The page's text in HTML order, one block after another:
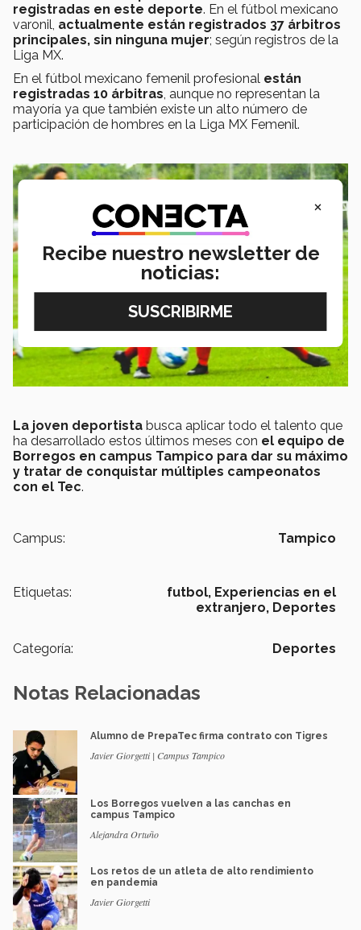
registradas en este deporte. En el fútbol mexicano
varonil, actualmente están registrados 37 árbitros
principales, sin ninguna mujer; según registros de la
Liga MX.
En el fútbol mexicano femenil profesional están
registradas 10 árbitras, aunque no representan la
mayoría ya que también existe un alto número de
participación de hombres en la Liga MX Femenil.
La joven deportista busca aplicar todo el talento que
ha desarrollado estos últimos meses con el equipo de
Borregos en campus Tampico para dar su máximo
y tratar de conquistar múltiples campeonatos
con el Tec.
Campus: Tampico
Etiquetas: futbol, Experiencias en el
extranjero, Deportes
Categoría: Deportes
Notas Relacionadas
Alumno de PrepaTec firma contrato con Tigres
Javier Giorgetti | Campus Tampico
Los Borregos vuelven a las canchas en
campus Tampico
Alejandra Ortuño
Los retos de un atleta de alto rendimiento
en pandemia
Javier Giorgetti
×
Recibe nuestro newsletter de
noticias: